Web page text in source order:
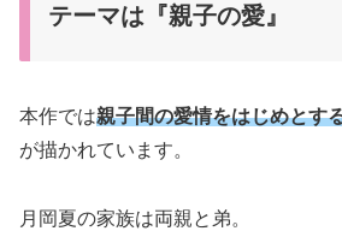
テーマは『親子の愛』
本作では親子間の愛情をはじめとす
が描かれています。
月岡夏の家族は両親と弟。